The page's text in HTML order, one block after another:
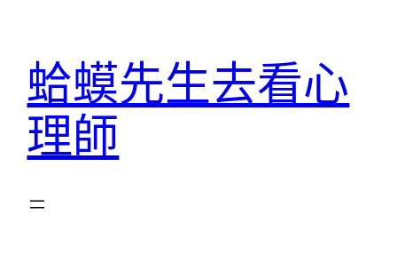
蛤蟆先生去看心
理師